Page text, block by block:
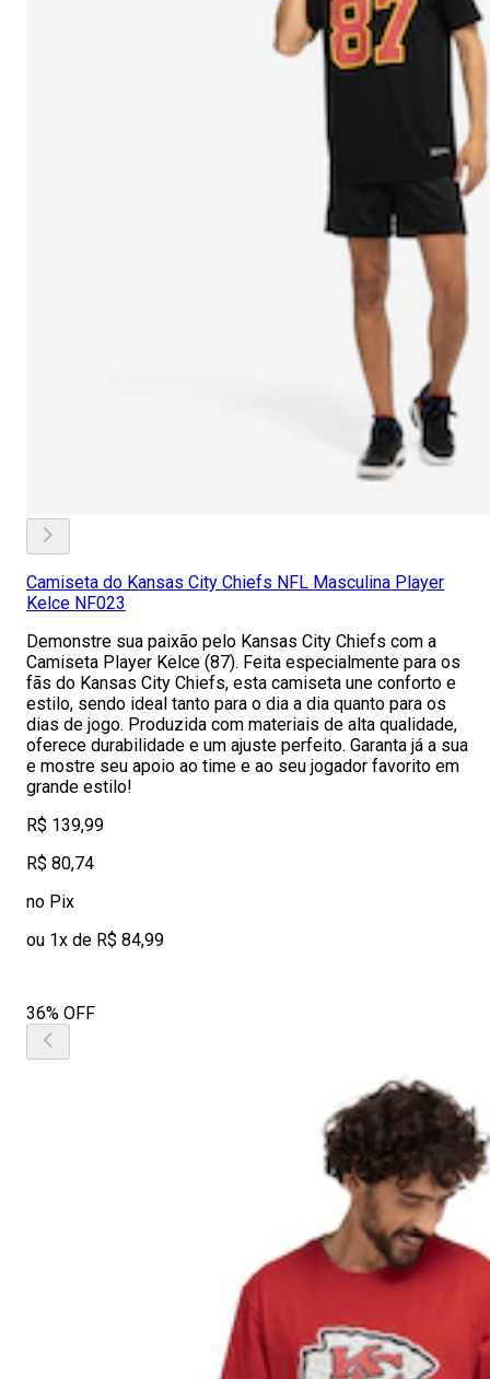
Camiseta do Kansas City Chiefs NFL Masculina Player
Kelce NF023
Demonstre sua paixão pelo Kansas City Chiefs com a
Camiseta Player Kelce (87). Feita especialmente para os
fãs do Kansas City Chiefs, esta camiseta une conforto e
estilo, sendo ideal tanto para o dia a dia quanto para os
dias de jogo. Produzida com materiais de alta qualidade,
oferece durabilidade e um ajuste perfeito. Garanta já a sua
e mostre seu apoio ao time e ao seu jogador favorito em
grande estilo!
R$ 139,99
R$ 80,74
no Pix
ou 1x de R$ 84,99
36% OFF